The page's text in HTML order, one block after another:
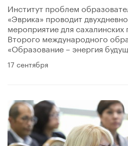
​Институт проблем
«Эврика» проводит
мероприятие для сахалинских
Второго международного
«Образование – энергия
17 сентября